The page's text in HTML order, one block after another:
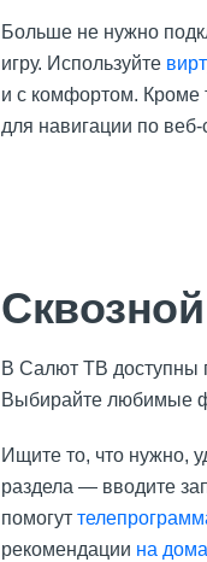
Больше не нужно
игру. Используйте
и с комфортом. Кроме
для навигации по
В Салют ТВ доступны
Выбирайте любимые
Ищите то, что нужно,
раздела — вводите
помогут
рекомендации на